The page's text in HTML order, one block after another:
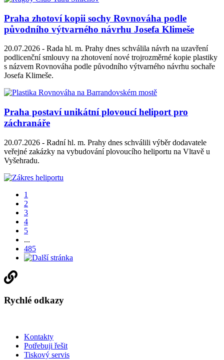
Praha zhotoví kopii sochy Rovnováha podle
původního výtvarného návrhu Josefa Klimeše
20.07.2026 - Rada hl. m. Prahy dnes schválila návrh na uzavření
podlicenční smlouvy na zhotovení nové trojrozměrné kopie plastiky
s názvem Rovnováha podle původního výtvarného návrhu sochaře
Josefa Klimeše.
Praha postaví unikátní plovoucí heliport pro
záchranáře
20.07.2026 - Radní hl. m. Prahy dnes schválili výběr dodavatele
veřejné zakázky na vybudování plovoucího heliportu na Vltavě u
Vyšehradu.
1
2
3
4
5
...
485
Rychlé odkazy
Kontakty
Potřebuji řešit
Tiskový servis